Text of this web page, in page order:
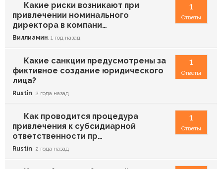
Какие риски возникают при
привлечении номинального
директора в компани…
Виллиамин, 1 год назад
1
Ответы
Какие санкции предусмотрены за
фиктивное создание юридического
лица?
Rustin, 2 года назад
1
Ответы
Как проводится процедура
привлечения к субсидиарной
ответственности пр…
Rustin, 2 года назад
1
Ответы